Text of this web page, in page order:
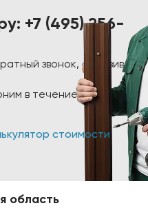
+7 (495) 256-
звонок, оставив
в течение 1-2 минут!
стоимости
область